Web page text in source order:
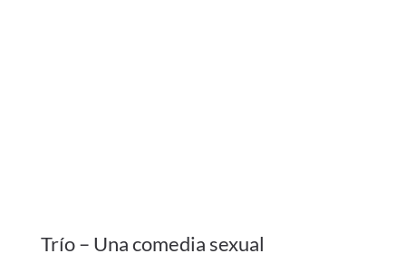
Trío – Una comedia sexual